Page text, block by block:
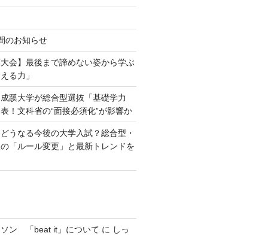
のお知らせ
会】最後まで諦めない姿から学ぶ
る力」
蹊大学が総合型選抜「基礎学力
！文科省の“面接必須化”が影響か
うなる今後の大学入試？総合型・
「ルール変更」と最新トレンドを
ン 「beat it」について に しっ